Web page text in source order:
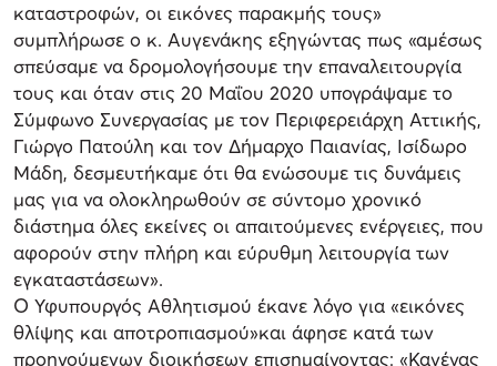
καταστροφών, οι εικόνες παρακμής τους»
συμπλήρωσε ο κ. Αυγενάκης εξηγώντας πως «αμέσως
σπεύσαμε να δρομολογήσουμε την επαναλειτουργία
τους και όταν στις 20 Μαΐου 2020 υπογράψαμε το
Σύμφωνο Συνεργασίας με τον Περιφερειάρχη Αττικής,
Γιώργο Πατούλη και τον Δήμαρχο Παιανίας, Ισίδωρο
Μάδη, δεσμευτήκαμε ότι θα ενώσουμε τις δυνάμεις
μας για να ολοκληρωθούν σε σύντομο χρονικό
διάστημα όλες εκείνες οι απαιτούμενες ενέργειες, που
αφορούν στην πλήρη και εύρυθμη λειτουργία των
εγκαταστάσεων».
Ο Υφυπουργός Αθλητισμού έκανε λόγο για «εικόνες
θλίψης και αποτροπιασμού»και άφησε κατά των
προηγούμενων διοικήσεων επισημαίνοντας: «Κανένας